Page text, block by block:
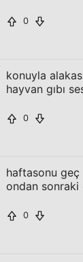
0
konuyla
hayvan gıbı
0
haftasonu geç
ondan sonraki
0